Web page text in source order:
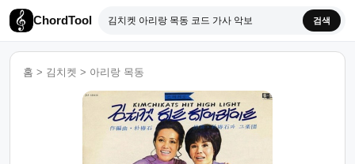
ChordTool 검색
홈 > 김치켓 > 아리랑 목동